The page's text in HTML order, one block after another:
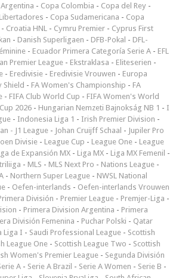
- Copa Colombia - Copa del Rey -
- Copa Sudamericana - Copa
- Croatia HNL - Cymru Premier - Cyprus First
- Danish Superligaen - DFB-Pokal - DFL-
- Ecuador Primera Categoría Serie A - EFL
Premier League - Ekstraklasa - Eliteserien -
- Eredivisie - Eredivisie Vrouwen - Europa
Shield - FA Women's Championship - FA
- FIFA Club World Cup - FIFA Women's World
2026 - Hungarian Nemzeti Bajnokság NB 1 - I
- Indonesia Liga 1 - Irish Premier Division -
- J1 League - Johan Cruijff Schaal - Jupiler Pro
Divisie - League Cup - League One - League
de Expansión MX - Liga MX - Liga MX Femenil -
- MLS - MLS Next Pro - Nations League -
- Northern Super League - NWSL National
- Oefen-interlands - Oefen-interlands Vrouwen
División - Premier League - Premjer-Liga -
- Primera Division Argentina - Primera
División Femenina - Puchar Polski - Qatar
Liga I - Saudi Professional League - Scottish
League One - Scottish League Two - Scottish
Women's Premier League - Segunda División
A - Serie A Brazil - Serie A Women - Serie B -